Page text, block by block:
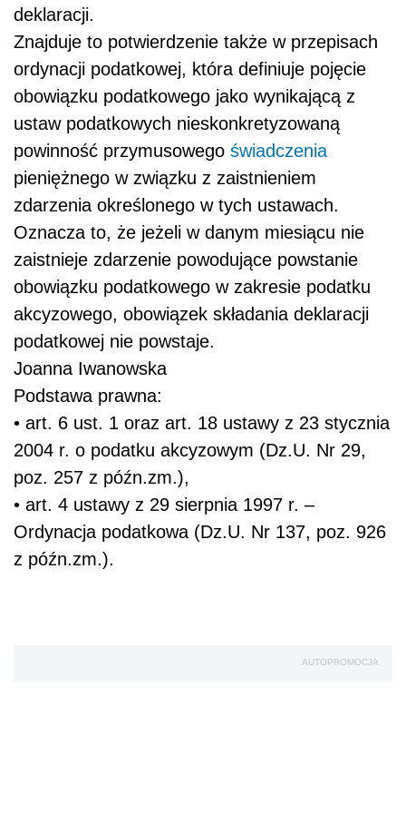
deklaracji.
Znajduje to potwierdzenie także w przepisach
ordynacji podatkowej, która definiuje pojęcie
obowiązku podatkowego jako wynikającą z
ustaw podatkowych nieskonkretyzowaną
powinność przymusowego świadczenia
pieniężnego w związku z zaistnieniem
zdarzenia określonego w tych ustawach.
Oznacza to, że jeżeli w danym miesiącu nie
zaistnieje zdarzenie powodujące powstanie
obowiązku podatkowego w zakresie podatku
akcyzowego, obowiązek składania deklaracji
podatkowej nie powstaje.
Joanna Iwanowska
Podstawa prawna:
• art. 6 ust. 1 oraz art. 18 ustawy z 23 stycznia
2004 r. o podatku akcyzowym (Dz.U. Nr 29,
poz. 257 z późn.zm.),
• art. 4 ustawy z 29 sierpnia 1997 r. –
Ordynacja podatkowa (Dz.U. Nr 137, poz. 926
z późn.zm.).
AUTOPROMOCJA